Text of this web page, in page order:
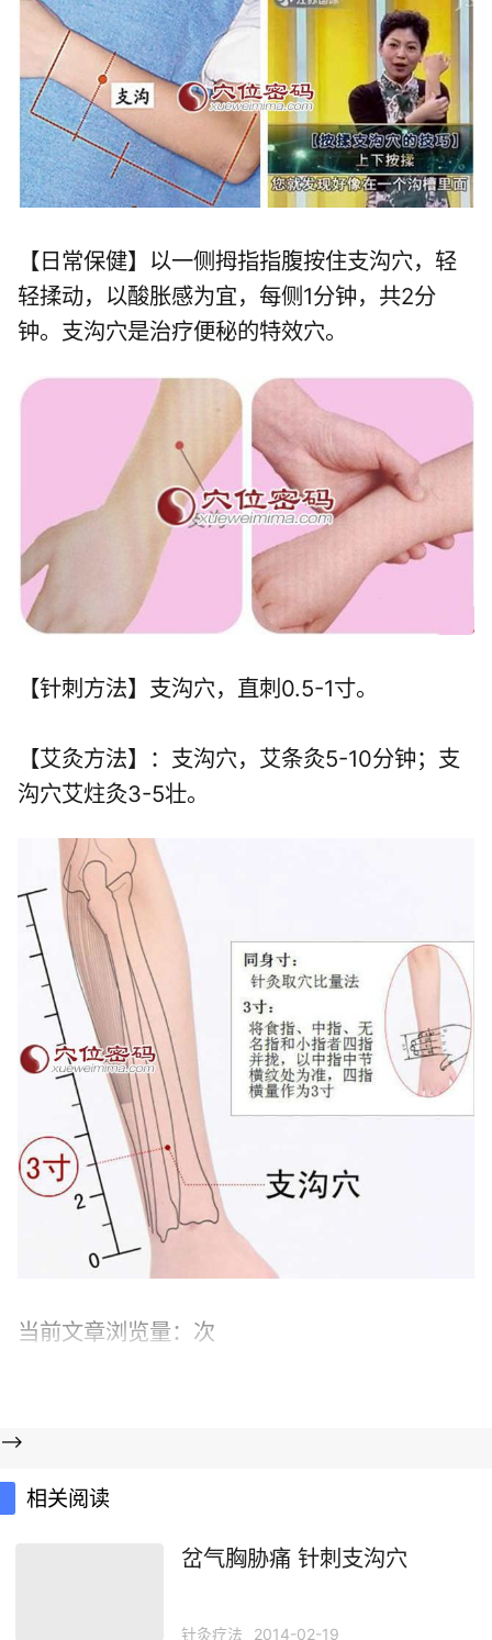
【日常保健】以一侧拇指指腹按住支沟穴，轻
轻揉动，以酸胀感为宜，每侧1分钟，共2分
钟。支沟穴是治疗便秘的特效穴。
【针刺方法】支沟穴，直刺0.5-1寸。
【艾灸方法】：支沟穴，艾条灸5-10分钟；支
沟穴艾炷灸3-5壮。
当前文章浏览量： 次
-->
相关阅读
岔气胸胁痛 针刺支沟穴
针灸疗法 2014-02-19